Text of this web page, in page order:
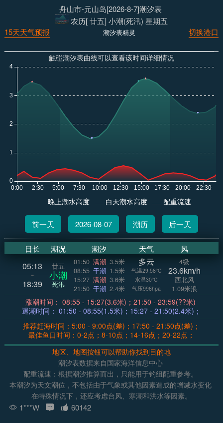
舟山市-元山岛[2026-8-7]潮汐表
农历[ 廿五] 小潮(死汛) 星期五
切换港口
潮汐表精灵
15天天气预报
触碰潮汐表曲线可以查看该时间详细情况
晚上潮水高度 白天潮水高度 配重流速
前一天 2026-08-07 潮历 后一天
日长 潮况 潮汐 天气 风
05:13
~
18:39
廿五
小潮
死汛
01:50 满潮 3.5米
08:55 干潮 1.5米
15:27 满潮 3.6米
21:50 干潮 2.4米
多云
气温29.58°C
水温30°C
气压996hpa
4级
23.6km/h
西北风
1.09米浪
涨潮时间： 08:55 - 15:27(3.6米)；21:50 - 23:59(??米)
退潮时间： 01:50 - 08:55(1.5米)；15:27 - 21:50(2.4米)；
推荐赶海时间：5:00 - 9:00点(差)；17:50 - 21:50点(差)；
最佳鱼口时间：0-2点；8-10点；14-16点；20-22点；
地区、地图按钮可以帮助你找到目的地
潮汐表数据来自国家海洋信息中心
配重流速：根据潮汐推算而出，只能用于钓组配重参考。
本潮汐为天文潮位，不包括由于气象或其他因素造成的增减水变化
在特殊情况下，还应考虑台风、寒潮和洪水等因素。
1***W 60142